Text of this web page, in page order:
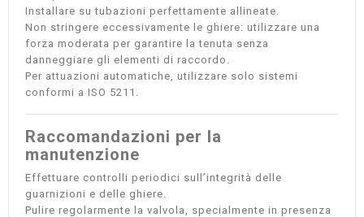
Installare su tubazioni perfettamente allineate.
Non stringere eccessivamente le ghiere: utilizzare una
forza moderata per garantire la tenuta senza
danneggiare gli elementi di raccordo.
Per attuazioni automatiche, utilizzare solo sistemi
conformi a ISO 5211.
Raccomandazioni per la
manutenzione
Effettuare controlli periodici sull’integrità delle
guarnizioni e delle ghiere.
Pulire regolarmente la valvola, specialmente in presenza